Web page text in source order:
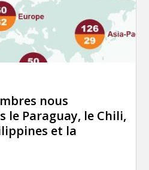
nous
le Paraguay, le Chili,
et la